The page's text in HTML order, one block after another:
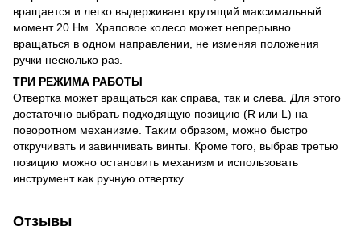
вращается и легко выдерживает крутящий максимальный
момент 20 Нм. Храповое колесо может непрерывно
вращаться в одном направлении, не изменяя положения
ручки несколько раз.
ТРИ РЕЖИМА РАБОТЫ
Отвертка может вращаться как справа, так и слева. Для этого
достаточно выбрать подходящую позицию (R или L) на
поворотном механизме. Таким образом, можно быстро
откручивать и завинчивать винты. Кроме того, выбрав третью
позицию можно остановить механизм и использовать
инструмент как ручную отвертку.
Отзывы